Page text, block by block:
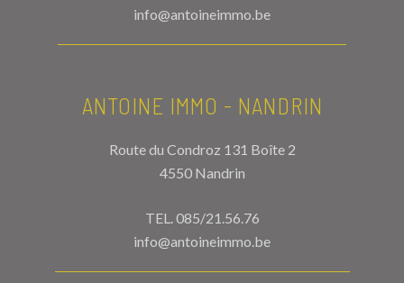
info@antoineimmo.be
ANTOINE IMMO - NANDRIN
Route du Condroz 131 Boîte 2
4550 Nandrin
TEL.085/21.56.76
info@antoineimmo.be